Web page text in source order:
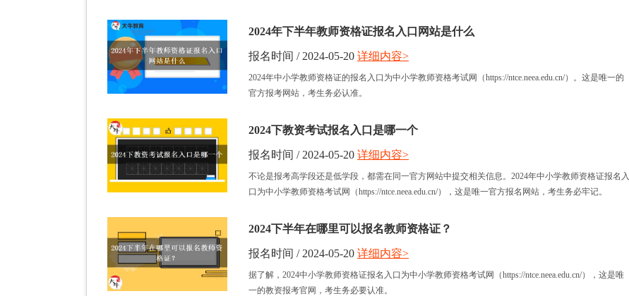
2024年下半年教师资格证报名入口网站是什么
报名时间 / 2024-05-20
2024年中小学教师资格证的报名入口为中小学教师资格考试网（https://ntce.neea.edu.cn/）。这是唯一的
官方报考网站，考生务必认准。
详细内容>
2024下教资考试报名入口是哪一个
报名时间 / 2024-05-20
不论是报考高学段还是低学段，都需在同一官方网站中提交相关信息。2024年中小学教师资格证报名入
口为中小学教师资格考试网（https://ntce.neea.edu.cn/），这是唯一官方报名网站，考生务必牢记。
详细内容>
2024下半年在哪里可以报名教师资格证？
报名时间 / 2024-05-20
据了解，2024中小学教师资格证报名入口为中小学教师资格考试网（https://ntce.neea.edu.cn/），这是唯
一的教资报考官网，考生务必要认准。
详细内容>
资格认定